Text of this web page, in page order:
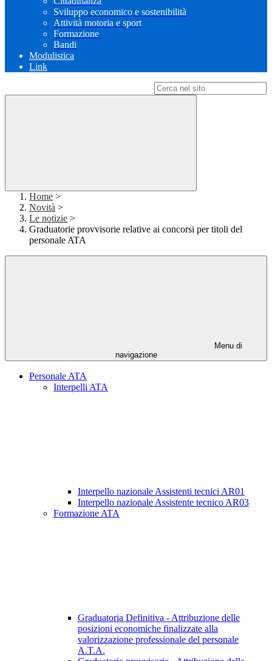
Sviluppo economico e sostenibilità
Attività motoria e sport
Formazione
Bandi
Modulistica
Link
Home >
Novità >
Le notizie >
Graduatorie provvisorie relative ai concorsi per titoli del
personale ATA
Menu di
navigazione
Personale ATA
Interpelli ATA
Interpello nazionale Assistenti tecnici AR01
Interpello nazionale Assistente tecnico AR03
Formazione ATA
Graduatoria Definitiva - Attribuzione delle
posizioni economiche finalizzate alla
valorizzazione professionale del personale
A.T.A.